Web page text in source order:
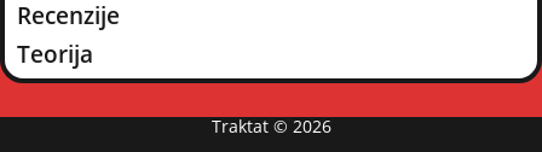
A
V
P
O
S
T
S
T
Recenzije
Teorija
Traktat © 2026